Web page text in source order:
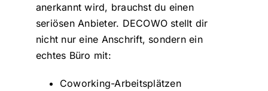
anerkannt wird, brauchst du einen
seriösen Anbieter. DECOWO stellt dir
nicht nur eine Anschrift, sondern ein
echtes Büro mit:
Coworking-Arbeitsplätzen